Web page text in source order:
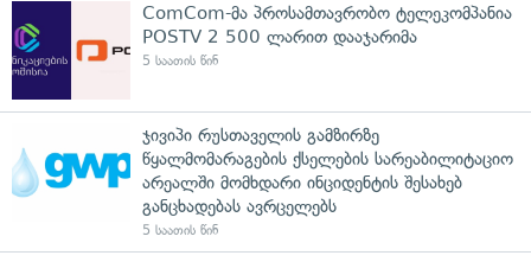
ComCom-მა პროსამთავრობო ტელეკომპანია
POSTV 2 500 ლარით დააჯარიმა
5 საათის წინ
ჯივიპი რუსთაველის გამზირზე
წყალმომარაგების ქსელების სარეაბილიტაციო
არეალში მომხდარი ინციდენტის შესახებ
განცხადებას ავრცელებს
5 საათის წინ